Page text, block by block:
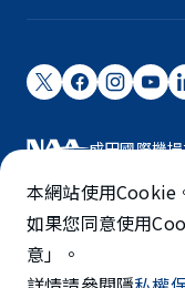
成田國際機
成田國際機場由NAA營運。
©NARITA INTERNATIONAL
5-STAR AIRPORT
本網站使用Cookie
如果您同意使用
意」。